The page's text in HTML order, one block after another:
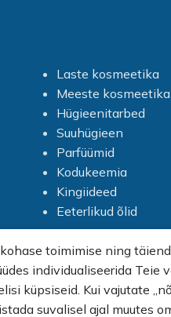
Laste kosmeetika
Meeste kosmeetika
Hügieenitarbed
Suuhügieen
Parfüümid
Kodukeemia
Kingiideed
Eeterlikud õlid
toimimise ning
individualiseerida Teie
küpsiseid. Kui vajutate
suvalisel ajal muutes